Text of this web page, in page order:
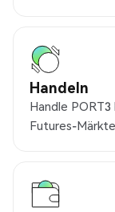
Handeln
Handle
Futures-